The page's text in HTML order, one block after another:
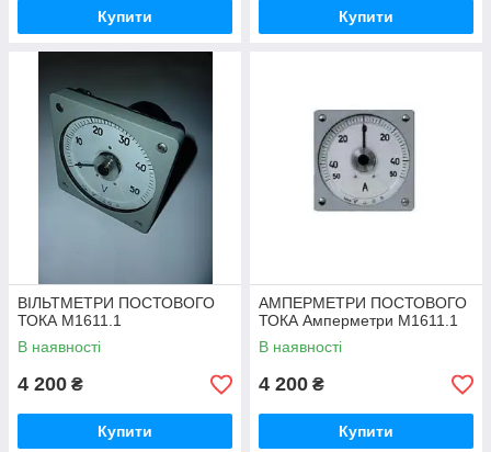
Купити Купити
ВІЛЬТМЕТРИ ПОСТОВОГО
ТОКА М1611.1
В наявності
4 200 ₴
Купити
АМПЕРМЕТРИ ПОСТОВОГО
ТОКА Амперметри М1611.1
В наявності
4 200 ₴
Купити